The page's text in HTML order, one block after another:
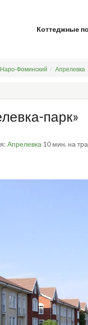
Коттеджные
Наро-Фоминский Апрелевка
парк»
Апрелевка 10 мин. на